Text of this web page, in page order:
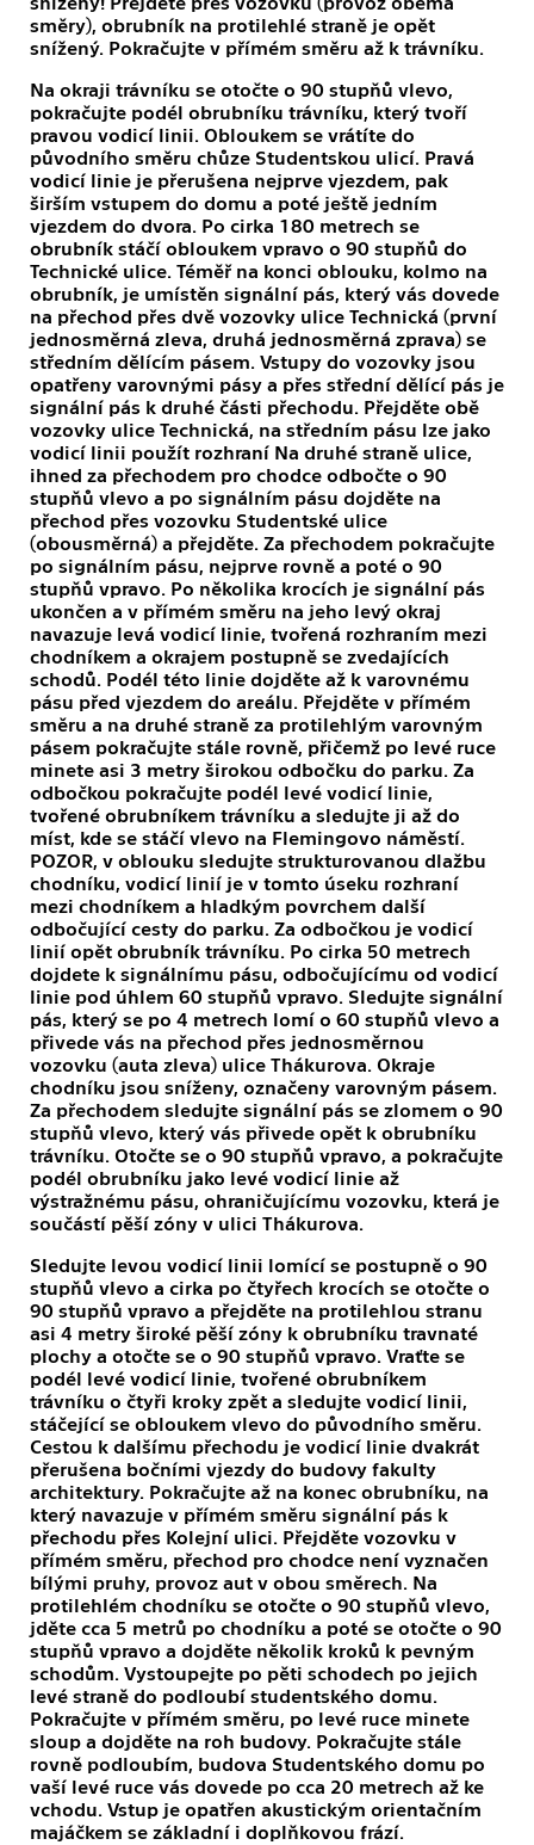
směry), obrubník na protilehlé straně je opět
snížený. Pokračujte v přímém směru až k trávníku.
Na okraji trávníku se otočte o 90 stupňů vlevo,
pokračujte podél obrubníku trávníku, který tvoří
pravou vodicí linii. Obloukem se vrátíte do
původního směru chůze Studentskou ulicí. Pravá
vodicí linie je přerušena nejprve vjezdem, pak
širším vstupem do domu a poté ještě jedním
vjezdem do dvora. Po cirka 180 metrech se
obrubník stáčí obloukem vpravo o 90 stupňů do
Technické ulice. Téměř na konci oblouku, kolmo na
obrubník, je umístěn signální pás, který vás dovede
na přechod přes dvě vozovky ulice Technická (první
jednosměrná zleva, druhá jednosměrná zprava) se
středním dělícím pásem. Vstupy do vozovky jsou
opatřeny varovnými pásy a přes střední dělící pás je
signální pás k druhé části přechodu. Přejděte obě
vozovky ulice Technická, na středním pásu lze jako
vodicí linii použít rozhraní Na druhé straně ulice,
ihned za přechodem pro chodce odbočte o 90
stupňů vlevo a po signálním pásu dojděte na
přechod přes vozovku Studentské ulice
(obousměrná) a přejděte. Za přechodem pokračujte
po signálním pásu, nejprve rovně a poté o 90
stupňů vpravo. Po několika krocích je signální pás
ukončen a v přímém směru na jeho levý okraj
navazuje levá vodicí linie, tvořená rozhraním mezi
chodníkem a okrajem postupně se zvedajících
schodů. Podél této linie dojděte až k varovnému
pásu před vjezdem do areálu. Přejděte v přímém
směru a na druhé straně za protilehlým varovným
pásem pokračujte stále rovně, přičemž po levé ruce
minete asi 3 metry širokou odbočku do parku. Za
odbočkou pokračujte podél levé vodicí linie,
tvořené obrubníkem trávníku a sledujte ji až do
míst, kde se stáčí vlevo na Flemingovo náměstí.
POZOR, v oblouku sledujte strukturovanou dlažbu
chodníku, vodicí linií je v tomto úseku rozhraní
mezi chodníkem a hladkým povrchem další
odbočující cesty do parku. Za odbočkou je vodicí
linií opět obrubník trávníku. Po cirka 50 metrech
dojdete k signálnímu pásu, odbočujícímu od vodicí
linie pod úhlem 60 stupňů vpravo. Sledujte signální
pás, který se po 4 metrech lomí o 60 stupňů vlevo a
přivede vás na přechod přes jednosměrnou
vozovku (auta zleva) ulice Thákurova. Okraje
chodníku jsou sníženy, označeny varovným pásem.
Za přechodem sledujte signální pás se zlomem o 90
stupňů vlevo, který vás přivede opět k obrubníku
trávníku. Otočte se o 90 stupňů vpravo, a pokračujte
podél obrubníku jako levé vodicí linie až
výstražnému pásu, ohraničujícímu vozovku, která je
součástí pěší zóny v ulici Thákurova.
Sledujte levou vodicí linii lomící se postupně o 90
stupňů vlevo a cirka po čtyřech krocích se otočte o
90 stupňů vpravo a přejděte na protilehlou stranu
asi 4 metry široké pěší zóny k obrubníku travnaté
plochy a otočte se o 90 stupňů vpravo. Vraťte se
podél levé vodicí linie, tvořené obrubníkem
trávníku o čtyři kroky zpět a sledujte vodicí linii,
stáčející se obloukem vlevo do původního směru.
Cestou k dalšímu přechodu je vodicí linie dvakrát
přerušena bočními vjezdy do budovy fakulty
architektury. Pokračujte až na konec obrubníku, na
který navazuje v přímém směru signální pás k
přechodu přes Kolejní ulici. Přejděte vozovku v
přímém směru, přechod pro chodce není vyznačen
bílými pruhy, provoz aut v obou směrech. Na
protilehlém chodníku se otočte o 90 stupňů vlevo,
jděte cca 5 metrů po chodníku a poté se otočte o 90
stupňů vpravo a dojděte několik kroků k pevným
schodům. Vystoupejte po pěti schodech po jejich
levé straně do podloubí studentského domu.
Pokračujte v přímém směru, po levé ruce minete
sloup a dojděte na roh budovy. Pokračujte stále
rovně podloubím, budova Studentského domu po
vaší levé ruce vás dovede po cca 20 metrech až ke
vchodu. Vstup je opatřen akustickým orientačním
majáčkem se základní i doplňkovou frází.